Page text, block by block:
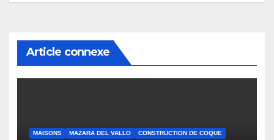
Article connexe
MAISONS MAZARA DEL VALLO CONSTRUCTION DE COQUE